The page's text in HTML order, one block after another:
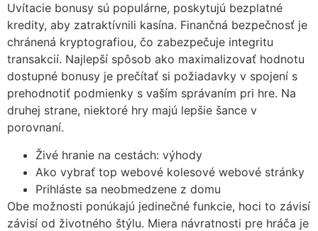
Uvítacie bonusy sú populárne, poskytujú bezplatné
kredity, aby zatraktívnili kasína. Finančná bezpečnosť je
chránená kryptografiou, čo zabezpečuje integritu
transakcií. Najlepší spôsob ako maximalizovať hodnotu
dostupné bonusy je prečítať si požiadavky v spojení s
prehodnotiť podmienky s vaším správaním pri hre. Na
druhej strane, niektoré hry majú lepšie šance v
porovnaní.
Živé hranie na cestách: výhody
Ako vybrať top webové kolesové webové stránky
Prihláste sa neobmedzene z domu
Obe možnosti ponúkajú jedinečné funkcie, hoci to závisí
závisí od životného štýlu. Miera návratnosti pre hráča je